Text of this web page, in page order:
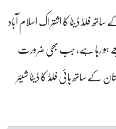
فلَڈ ڈیٹا کا اشتراک اسلام آباد
ہو رہا ہے، جب بھی ضرورت
کے ساتھ ہائی فلَڈ کا ڈیٹا شیئر